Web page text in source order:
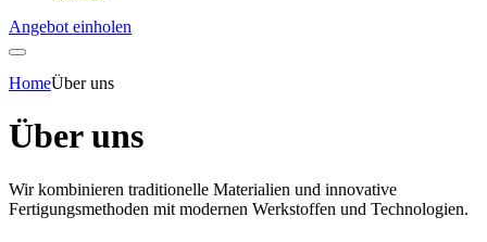
Angebot einholen
HomeÜber uns
Über uns
Wir kombinieren traditionelle Materialien und innovative
Fertigungsmethoden mit modernen Werkstoffen und Technologien.